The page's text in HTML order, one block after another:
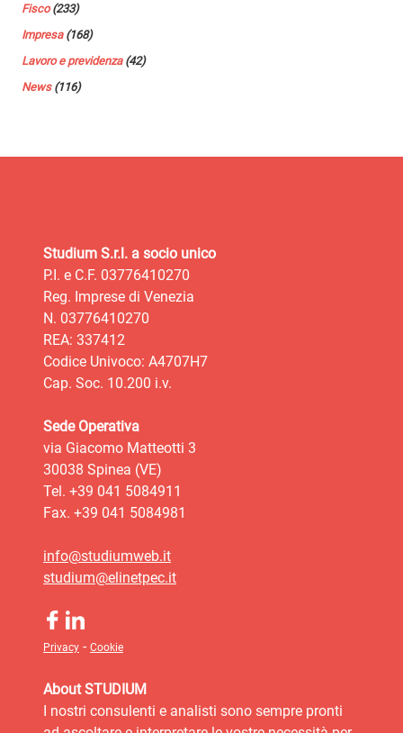
Fisco(233)
Impresa(168)
Lavoro e previdenza(42)
News(116)
Studium S.r.l. a socio unico
P.I. e C.F. 03776410270
Reg. Imprese di Venezia
N. 03776410270
REA: 337412
Codice Univoco: A4707H7
Cap. Soc. 10.200 i.v.
Sede Operativa
via Giacomo Matteotti 3
30038 Spinea (VE)
Tel. +39 041 5084911
Fax. +39 041 5084981
info@studiumweb.it
studium@elinetpec.it
Privacy - Cookie
About STUDIUM
I nostri consulenti e analisti sono sempre pronti